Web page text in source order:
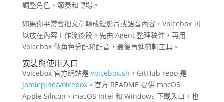
調整角色、節奏和轉場。
如果你平常會把文章轉成短影片或語音內容，Voicebox 可
以放在內容工作流後段。先由 Agent 整理稿件，再用
Voicebox 做角色分配和配音，最後再進剪輯工具。
安裝與使用入口
Voicebox 官方網站是 voicebox.sh ，GitHub repo 是
jamiepine/voicebox。官方 README 提供 macOS
Apple Silicon、macOS Intel 和 Windows 下載入口，也